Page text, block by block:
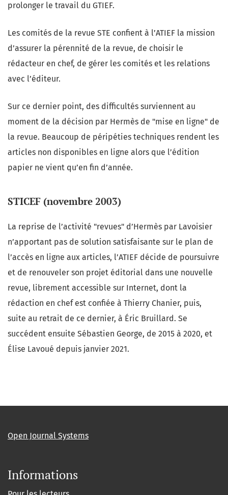
prolonger le travail du GTIEF.
Les comités de la revue STE confient à l’ATIEF la mission
d’assurer la pérennité de la revue, de choisir le
rédacteur en chef, de gérer les comités et les relations
avec l’éditeur.
Sur ce dernier point, des difficultés surviennent au
moment de la décision par Hermès de "mise en ligne" de
la revue. Beaucoup de péripéties techniques rendent les
articles non disponibles en ligne alors que l’édition
papier ne vient qu’en fin d’année.
STICEF (novembre 2003)
La reprise de l’activité "revues" d’Hermès par Lavoisier
n’apportant pas de solution satisfaisante sur le plan de
l’accès en ligne aux articles, l’ATIEF décide de poursuivre
et de renouveler son projet éditorial dans une nouvelle
revue, librement accessible sur Internet, dont la
rédaction en chef est confiée à Thierry Chanier, puis,
suite au retrait de ce dernier, à Éric Bruillard. Se
succédent ensuite Sébastien George, de 2015 à 2020, et
Élise Lavoué depuis janvier 2021.
Open Journal Systems
Informations